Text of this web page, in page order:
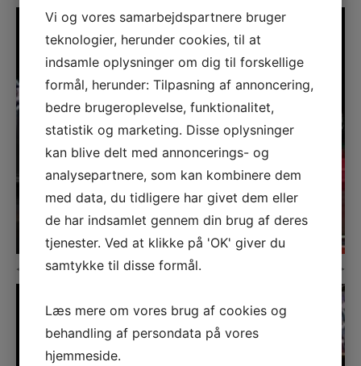
Vi og vores samarbejdspartnere bruger
teknologier, herunder cookies, til at
indsamle oplysninger om dig til forskellige
formål, herunder: Tilpasning af annoncering,
bedre brugeroplevelse, funktionalitet,
statistik og marketing. Disse oplysninger
kan blive delt med annoncerings- og
analysepartnere, som kan kombinere dem
med data, du tidligere har givet dem eller
de har indsamlet gennem din brug af deres
tjenester. Ved at klikke på 'OK' giver du
samtykke til disse formål.
Læs mere om vores brug af cookies og
behandling af persondata på vores
hjemmeside.